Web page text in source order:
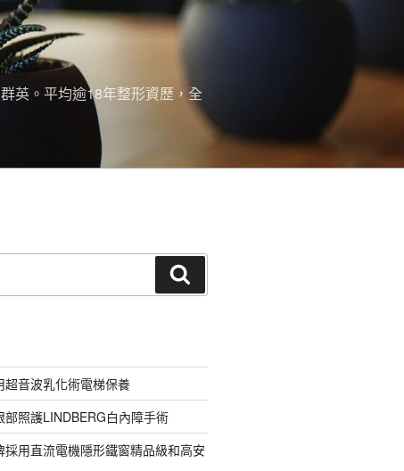
英。平均逾18年整形資歷，全
尋
超音波乳化術電梯保養
部照護LINDBERG白內障手術
採用直流電機隱形鐵窗精品級和高安